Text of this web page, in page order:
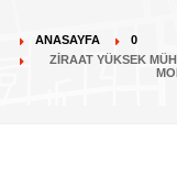
ANASAYFA
0
ZIRAAT YÜKSEK